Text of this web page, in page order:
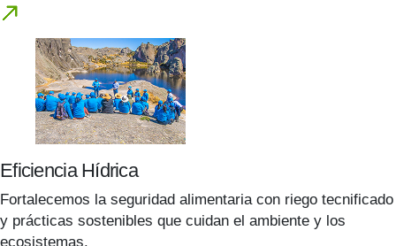
Eficiencia Hídrica
Fortalecemos la seguridad alimentaria con riego tecnificado
y prácticas sostenibles que cuidan el ambiente y los
ecosistemas.